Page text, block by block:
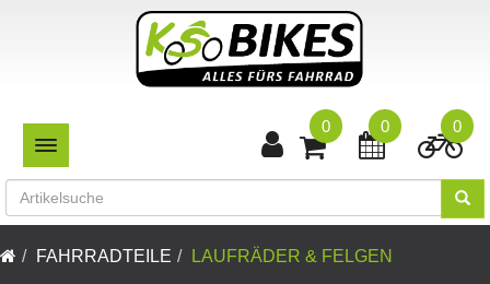
TOGGLE NAVIGATION
0
0
0
FAHRRADTEILE LAUFRÄDER & FELGEN